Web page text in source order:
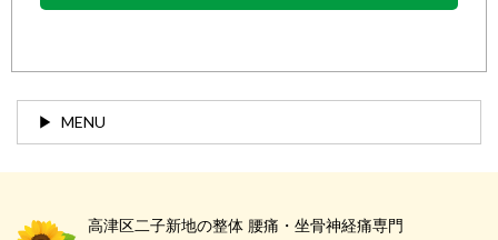
MENU
高津区二子新地の整体 腰痛・坐骨神経痛専門